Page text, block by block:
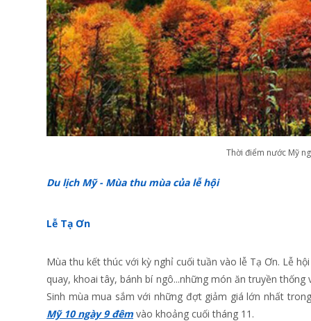
Thời điểm nước Mỹ
Du lịch Mỹ - Mùa thu mùa của lễ hội
Lễ Tạ Ơn
Mùa thu kết thúc với kỳ nghỉ cuối tuần vào lễ Tạ Ơn. Lễ
quay, khoai tây, bánh bí ngô...những món ăn truyền
Sinh mùa mua sắm với những đợt giảm giá lớn nhất
Mỹ 10 ngày 9 đêm vào khoảng cuối tháng 11.